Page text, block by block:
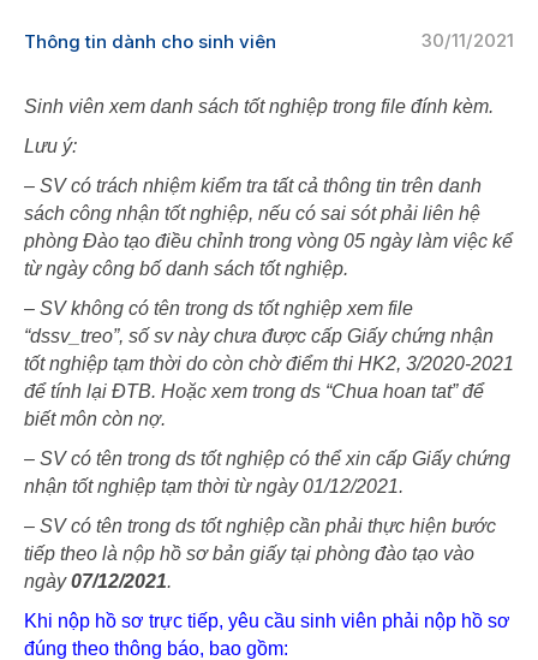
30/11/2021
Thông tin dành cho sinh viên
Sinh viên xem danh sách tốt nghiệp trong file đính kèm.
Lưu ý:
– SV có trách nhiệm kiểm tra tất cả thông tin trên danh
sách công nhận tốt nghiệp, nếu có sai sót phải liên hệ
phòng Đào tạo điều chỉnh trong vòng 05 ngày làm việc kể
từ ngày công bố danh sách tốt nghiệp.
– SV không có tên trong ds tốt nghiệp xem file
“dssv_treo”, số sv này chưa được cấp Giấy chứng nhận
tốt nghiệp tạm thời do còn chờ điểm thi HK2, 3/2020-2021
để tính lại ĐTB. Hoặc xem trong ds “Chua hoan tat” để
biết môn còn nợ.
– SV có tên trong ds tốt nghiệp có thể xin cấp Giấy chứng
nhận tốt nghiệp tạm thời từ ngày 01/12/2021.
– SV có tên trong ds tốt nghiệp cần phải thực hiện bước
tiếp theo là nộp hồ sơ bản giấy tại phòng đào tạo vào
ngày07/12/2021.
Khi nộp hồ sơ trực tiếp, yêu cầu sinh viên phải nộp hồ sơ
đúng theo thông báo, bao gồm: